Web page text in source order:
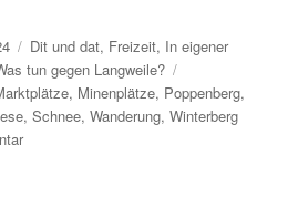
Kategorien
Dit und dat, Freizeit, In eigener
tun gegen Langweile?
, Minenplätze, Poppenberg,
,Schnee,Wanderung,Winterberg
zu